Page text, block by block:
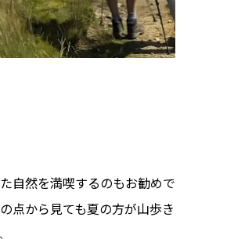
自然を満喫するのもお勧めで
点から見ても夏の方が山歩き